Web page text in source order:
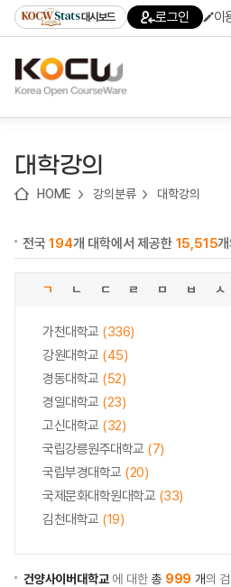
기
기
기
content)
가
대시보드 로그인 이
대학강의
HOME 강의분류 대학강의
전국194개 대학에서 제공한 15,515
ㄱ ㄴ ㄷ ㄹ ㅁ ㅂ ㅅ
가천대학교 (336)
강원대학교 (45)
경동대학교 (52)
경일대학교 (23)
고신대학교 (32)
국립강릉원주대학교 (7)
국립부경대학교 (20)
국제문화대학원대학교 (33)
김천대학교 (19)
건양사이버대학교에 대한총 999 개의